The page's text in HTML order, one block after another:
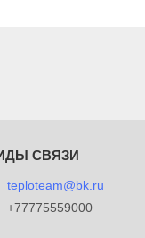
teploteam@bk.ru
+77775559000